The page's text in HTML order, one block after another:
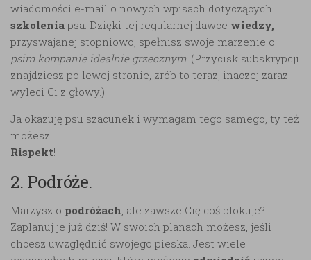
wiadomości e-mail o nowych wpisach dotyczących
szkolenia psa. Dzięki tej regularnej dawce wiedzy,
przyswajanej stopniowo, spełnisz swoje marzenie o
psim kompanie idealnie grzecznym . (Przycisk subskrypcji
znajdziesz po lewej stronie, zrób to teraz, inaczej zaraz
wyleci Ci z głowy.)
Ja okazuję psu szacunek i wymagam tego samego, ty też
możesz.
Rispekt!
2. Podróże.
Marzysz o podróżach , ale zawsze Cię coś blokuje?
Zaplanuj je już dziś! W swoich planach możesz, jeśli
chcesz uwzględnić swojego pieska. Jest wiele